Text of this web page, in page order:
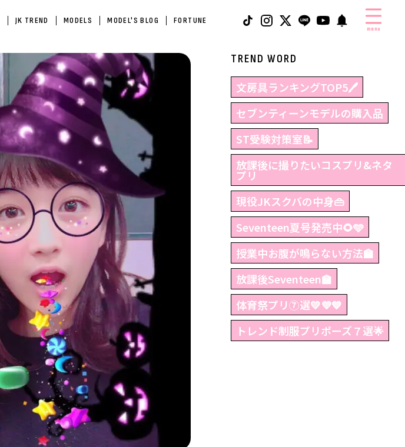
JK TREND MODELS MODEL'S BLOG FORTUNE
menu
TREND WORD
文房具ランキングTOP5🖊
セブンティーンモデルの購入品
ST受験対策室📝
放課後に撮りたいコスプリ&ネタ
プリ
現役JKスクバの中身👜
Seventeen夏号発売中🌻🩵
授業中お腹が鳴らない方法🏫
放課後Seventeen🏫
体育祭プリ⑦選💛💜💙
トレンド制服プリポーズ７選🌟